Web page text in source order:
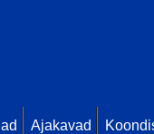
Ajakavad